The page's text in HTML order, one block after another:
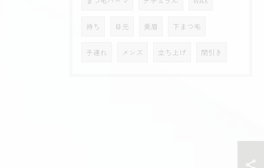
持ち 目元 美眉 下まつ毛
子連れ メンズ 立ち上げ 間引き